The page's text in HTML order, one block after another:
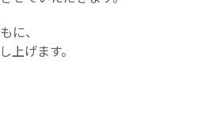
に、
げます。